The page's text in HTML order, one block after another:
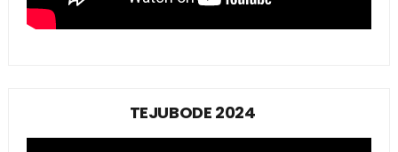
TEJUBODE 2024